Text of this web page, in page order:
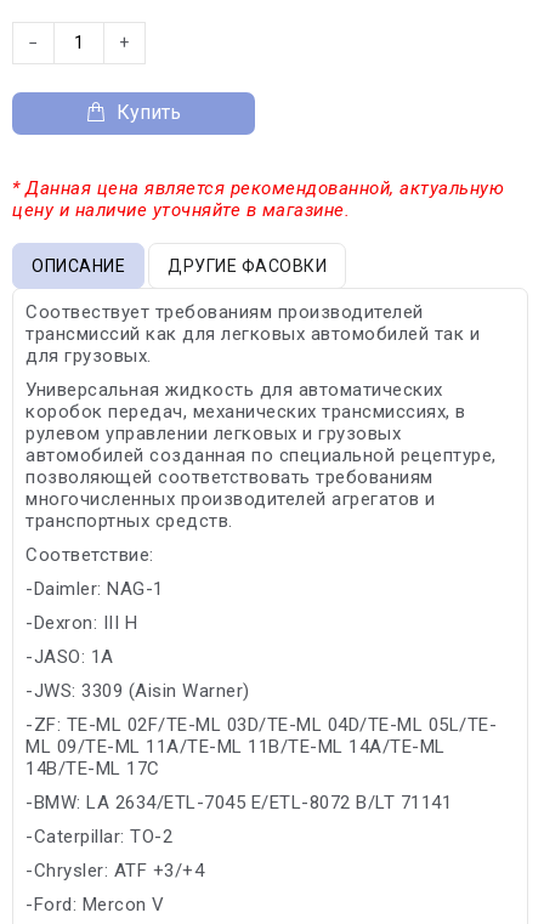
− +
Купить
* Данная цена является рекомендованной, актуальную
цену и наличие уточняйте в магазине.
ОПИСАНИЕ ДРУГИЕ ФАСОВКИ
Соотвествует требованиям производителей
трансмиссий как для легковых автомобилей так и
для грузовых.
Универсальная жидкость для автоматических
коробок передач, механических трансмиссиях, в
рулевом управлении легковых и грузовых
автомобилей созданная по специальной рецептуре,
позволяющей соответствовать требованиям
многочисленных производителей агрегатов и
транспортных средств.
Соответствие:
-Daimler: NAG-1
-Dexron: III H
-JASO: 1A
-JWS: 3309 (Aisin Warner)
-ZF: TE-ML 02F/TE-ML 03D/TE-ML 04D/TE-ML 05L/TE-
ML 09/TE-ML 11A/TE-ML 11B/TE-ML 14A/TE-ML
14B/TE-ML 17C
-BMW: LA 2634/ETL-7045 E/ETL-8072 B/LT 71141
-Caterpillar: TO-2
-Chrysler: ATF +3/+4
-Ford: Mercon V